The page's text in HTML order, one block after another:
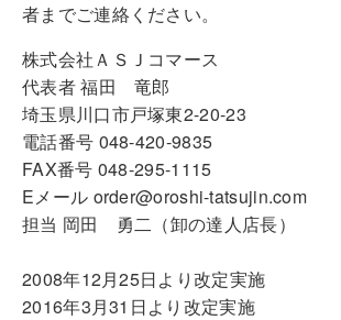
者までご連絡ください。
株式会社ＡＳＪコマース
代表者 福田 竜郎
埼玉県川口市戸塚東2-20-23
電話番号 048-420-9835
FAX番号 048-295-1115
Eメール order@oroshi-tatsujin.com
担当 岡田 勇二（卸の達人店長）
2008年12月25日より改定実施
2016年3月31日より改定実施